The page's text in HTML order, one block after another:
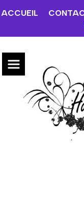
ACCUEIL